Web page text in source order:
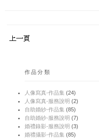
作品分類
人像寫真-作品集 (24)
人像寫真-服務說明 (2)
自助婚紗-作品集 (85)
自助婚紗-服務說明 (7)
婚禮錄影-服務說明 (3)
婚禮攝影-作品集 (85)